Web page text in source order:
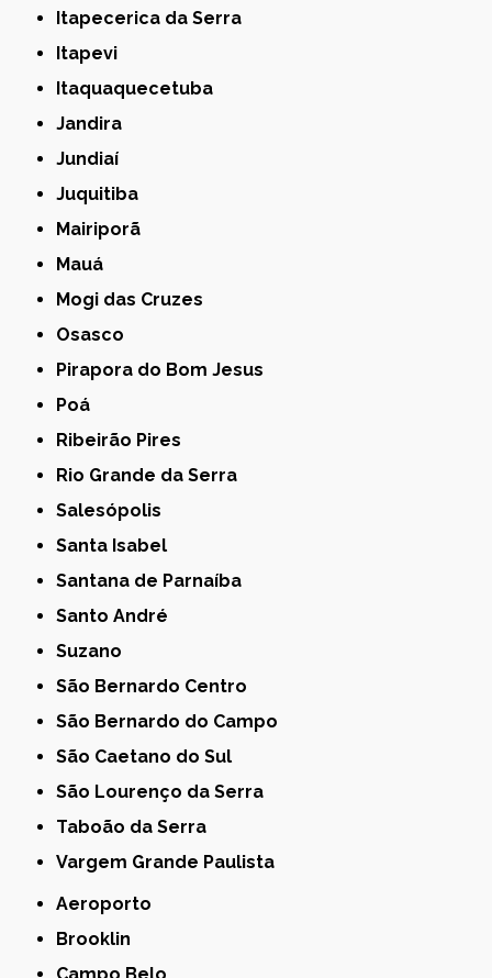
Itapecerica da Serra
Itapevi
Itaquaquecetuba
Jandira
Jundiaí
Juquitiba
Mairiporã
Mauá
Mogi das Cruzes
Osasco
Pirapora do Bom Jesus
Poá
Ribeirão Pires
Rio Grande da Serra
Salesópolis
Santa Isabel
Santana de Parnaíba
Santo André
Suzano
São Bernardo Centro
São Bernardo do Campo
São Caetano do Sul
São Lourenço da Serra
Taboão da Serra
Vargem Grande Paulista
Aeroporto
Brooklin